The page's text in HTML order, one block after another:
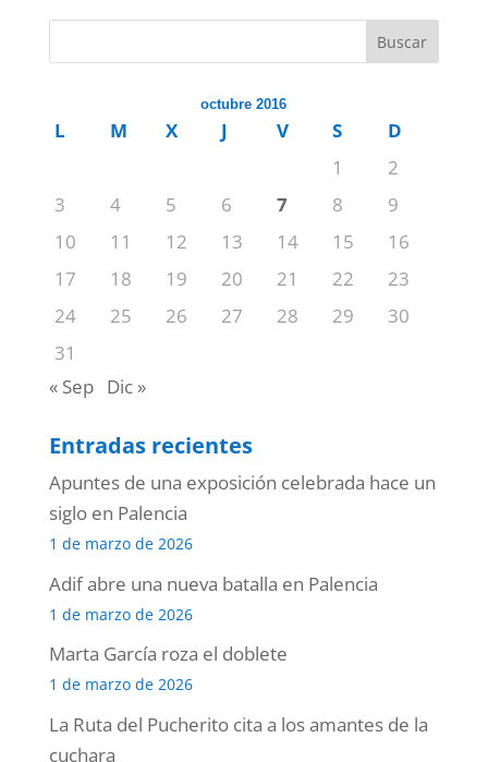
Buscar
octubre 2016
L M X J V S
D
1
2
3
4 5 6 7 8
9
10
11 12 13 14 15
16
17
18 19 20 21 22
23
24
25 26 27 28 29
30
31
« Sep Dic »
Entradas recientes
Apuntes de una exposición celebrada hace un
siglo en Palencia
1 de marzo de 2026
Adif abre una nueva batalla en Palencia
1 de marzo de 2026
Marta García roza el doblete
1 de marzo de 2026
La Ruta del Pucherito cita a los amantes de la
cuchara